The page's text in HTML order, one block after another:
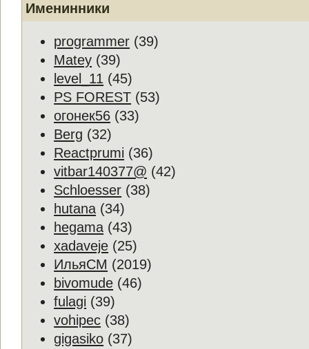
Именинники
programmer (39)
Matey (39)
level_11 (45)
PS FOREST (53)
огонек56 (33)
Berg (32)
Reactprumi (36)
vitbar140377@ (42)
Schloesser (38)
hutana (34)
hegama (43)
xadaveje (25)
ИльяСМ (2019)
bivomude (46)
fulagi (39)
vohipec (38)
gigasiko (37)